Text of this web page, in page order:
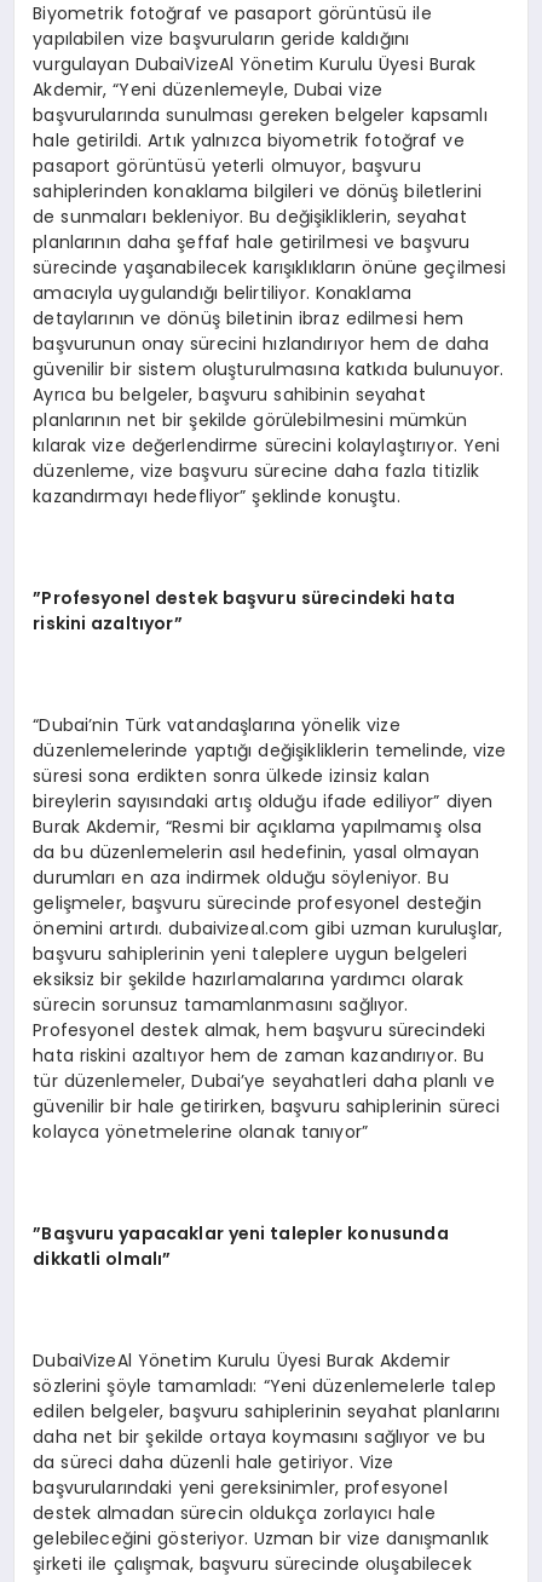
Biyometrik fotoğraf ve pasaport görüntüsü ile
yapılabilen vize başvuruların geride kaldığını
vurgulayan DubaiVizeAl Yönetim Kurulu Üyesi Burak
Akdemir, “Yeni düzenlemeyle, Dubai vize
başvurularında sunulması gereken belgeler kapsamlı
hale getirildi. Artık yalnızca biyometrik fotoğraf ve
pasaport görüntüsü yeterli olmuyor, başvuru
sahiplerinden konaklama bilgileri ve dönüş biletlerini
de sunmaları bekleniyor. Bu değişikliklerin, seyahat
planlarının daha şeffaf hale getirilmesi ve başvuru
sürecinde yaşanabilecek karışıklıkların önüne geçilmesi
amacıyla uygulandığı belirtiliyor. Konaklama
detaylarının ve dönüş biletinin ibraz edilmesi hem
başvurunun onay sürecini hızlandırıyor hem de daha
güvenilir bir sistem oluşturulmasına katkıda bulunuyor.
Ayrıca bu belgeler, başvuru sahibinin seyahat
planlarının net bir şekilde görülebilmesini mümkün
kılarak vize değerlendirme sürecini kolaylaştırıyor. Yeni
düzenleme, vize başvuru sürecine daha fazla titizlik
kazandırmayı hedefliyor” şeklinde konuştu.
”Profesyonel destek başvuru sürecindeki hata
riskini azaltıyor”
“Dubai’nin Türk vatandaşlarına yönelik vize
düzenlemelerinde yaptığı değişikliklerin temelinde, vize
süresi sona erdikten sonra ülkede izinsiz kalan
bireylerin sayısındaki artış olduğu ifade ediliyor” diyen
Burak Akdemir, “Resmi bir açıklama yapılmamış olsa
da bu düzenlemelerin asıl hedefinin, yasal olmayan
durumları en aza indirmek olduğu söyleniyor. Bu
gelişmeler, başvuru sürecinde profesyonel desteğin
önemini artırdı. dubaivizeal.com gibi uzman kuruluşlar,
başvuru sahiplerinin yeni taleplere uygun belgeleri
eksiksiz bir şekilde hazırlamalarına yardımcı olarak
sürecin sorunsuz tamamlanmasını sağlıyor.
Profesyonel destek almak, hem başvuru sürecindeki
hata riskini azaltıyor hem de zaman kazandırıyor. Bu
tür düzenlemeler, Dubai’ye seyahatleri daha planlı ve
güvenilir bir hale getirirken, başvuru sahiplerinin süreci
kolayca yönetmelerine olanak tanıyor”
”Başvuru yapacaklar yeni talepler konusunda
dikkatli olmalı”
DubaiVizeAl Yönetim Kurulu Üyesi Burak Akdemir
sözlerini şöyle tamamladı: “Yeni düzenlemelerle talep
edilen belgeler, başvuru sahiplerinin seyahat planlarını
daha net bir şekilde ortaya koymasını sağlıyor ve bu
da süreci daha düzenli hale getiriyor. Vize
başvurularındaki yeni gereksinimler, profesyonel
destek almadan sürecin oldukça zorlayıcı hale
gelebileceğini gösteriyor. Uzman bir vize danışmanlık
şirketi ile çalışmak, başvuru sürecinde oluşabilecek